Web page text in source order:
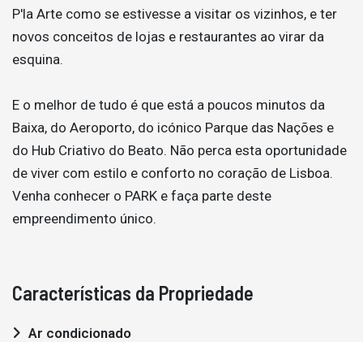
P'la Arte como se estivesse a visitar os vizinhos, e ter
novos conceitos de lojas e restaurantes ao virar da
esquina.
E o melhor de tudo é que está a poucos minutos da
Baixa, do Aeroporto, do icónico Parque das Nações e
do Hub Criativo do Beato. Não perca esta oportunidade
de viver com estilo e conforto no coração de Lisboa.
Venha conhecer o PARK e faça parte deste
empreendimento único.
Características da Propriedade
Ar condicionado